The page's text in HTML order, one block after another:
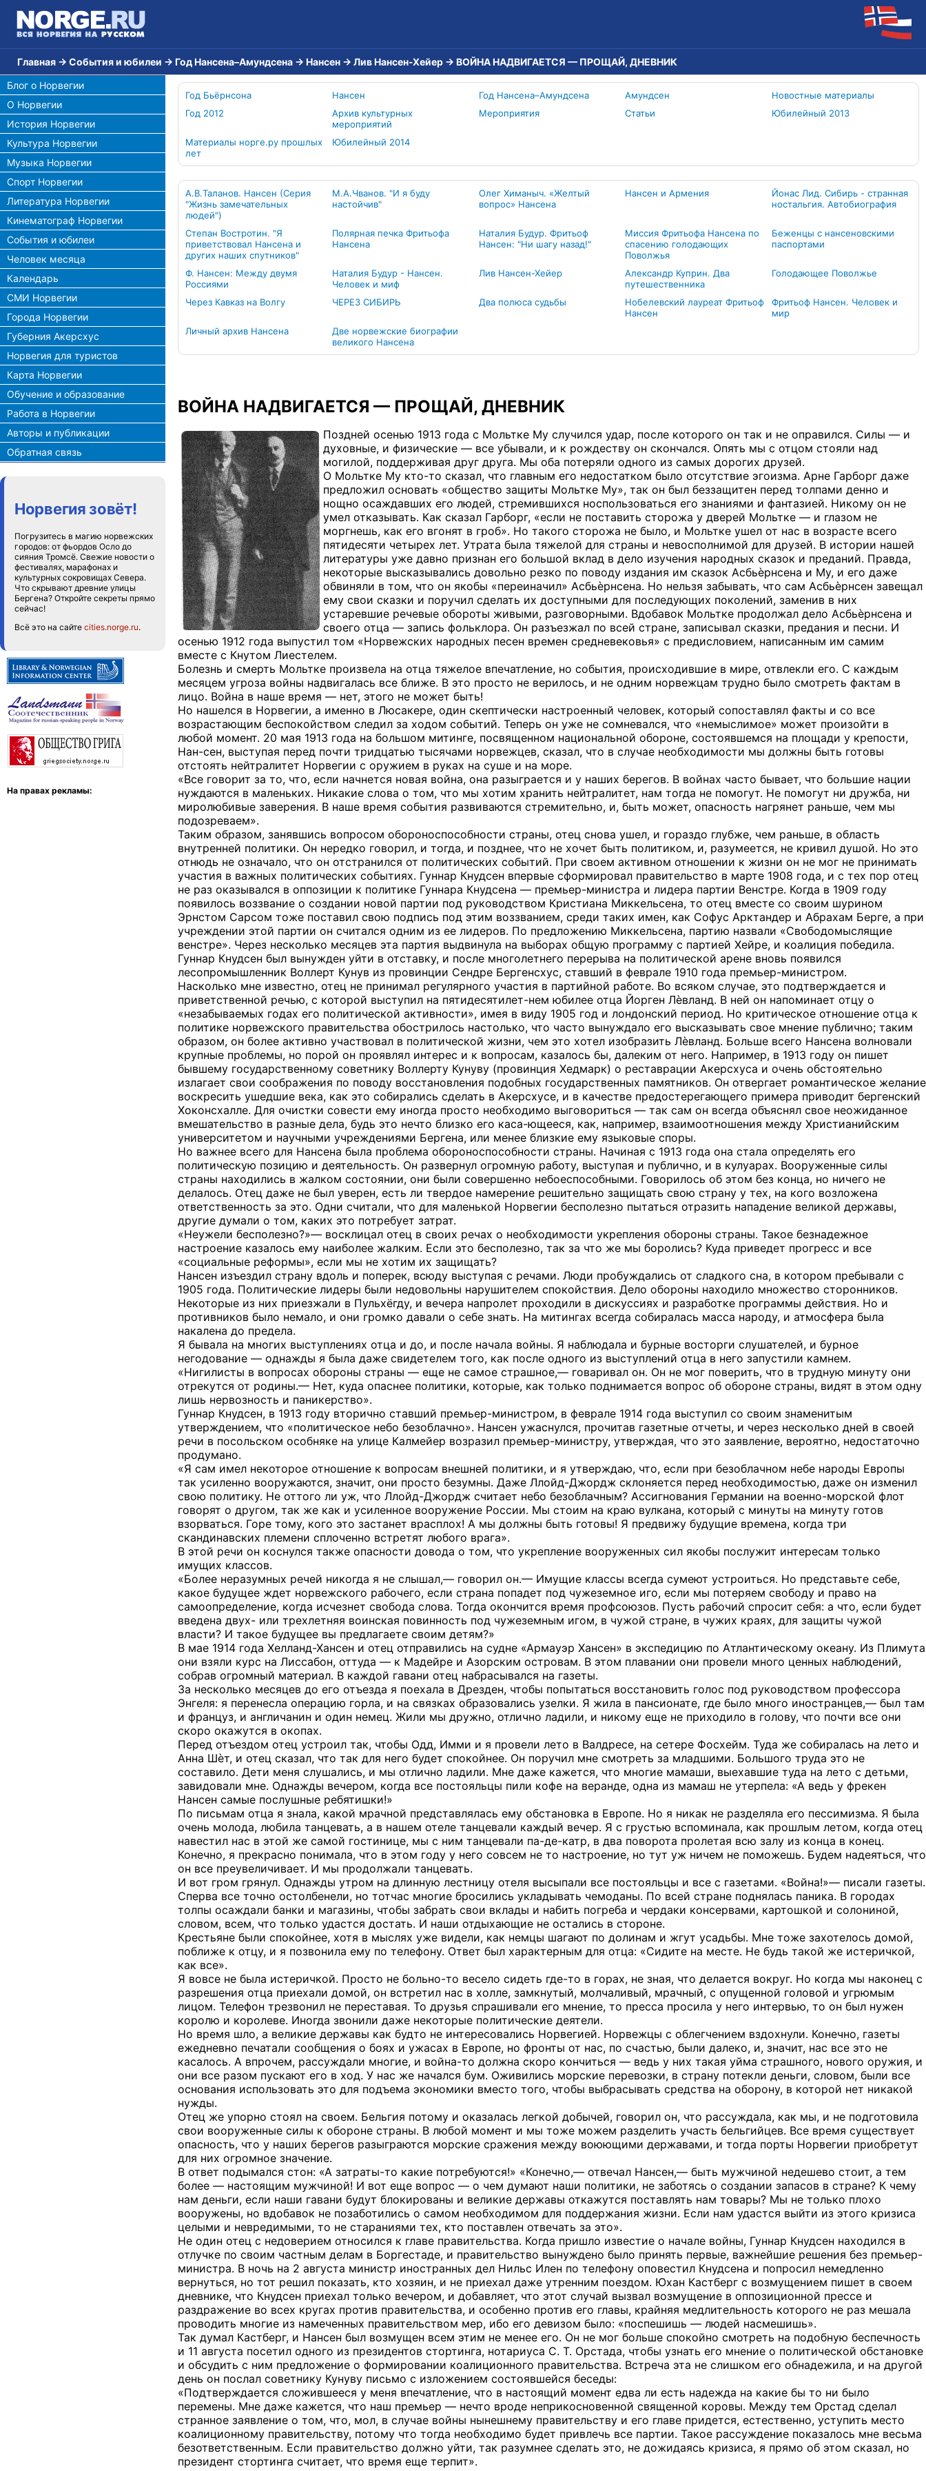
Главная → События и юбилеи → Год Нансена–Амундсена → Нансен → Лив Нансен-Хейер → ВОЙНА НАДВИГАЕТСЯ — ПРОЩАЙ, ДНЕВНИК
Блог о Норвегии
О Норвегии
История Норвегии
Культура Норвегии
Музыка Норвегии
Спорт Норвегии
Литература Норвегии
Кинематограф Норвегии
События и юбилеи
Человек месяца
Календарь
СМИ Норвегии
Города Норвегии
Губерния Акерсхус
Норвегия для туристов
Карта Норвегии
Обучение и образование
Работа в Норвегии
Авторы и публикации
Обратная связь
Норвегия зовёт!
Погрузитесь в магию норвежских
городов: от фьордов Осло до
сияния Тромсё. Свежие новости о
фестивалях, марафонах и
культурных сокровищах Севера.
Что скрывают древние улицы
Бергена? Откройте секреты прямо
сейчас!
Всё это на сайте cities.norge.ru.
На правах рекламы:
Год Бьёрнсона Нансен Год Нансена–Амундсена Амундсен
Новостные материалы
Год 2012
Архив культурных
мероприятий
Мероприятия Статьи Юбилейный 2013
Материалы норге.ру прошлых
лет
Юбилейный 2014
А.В.Таланов. Нансен (Серия
"Жизнь замечательных
людей")
М.А.Чванов. "И я буду
настойчив"
Олег Химаныч. «Желтый
вопрос» Нансена
Нансен и Армения
Йонас Лид. Сибирь - странная
ностальгия. Автобиография
Степан Востротин. "Я
приветствовал Нансена и
других наших спутников"
Полярная печка Фритьофа
Нансена
Наталия Будур. Фритьоф
Нансен: "Ни шагу назад!"
Миссия Фритьофа Нансена по
спасению голодающих
Поволжья
Беженцы с нансеновскими
паспортами
Ф. Нансен: Между двумя
Россиями
Наталия Будур - Нансен.
Человек и миф
Лив Нансен-Хейер
Александр Куприн. Два
путешественника
Голодающее Поволжье
Через Кавказ на Волгу ЧЕРЕЗ СИБИРЬ Два полюса судьбы
Нобелевский лауреат Фритьоф
Нансен
Фритьоф Нансен. Человек и
мир
Личный архив Нансена
Две норвежские биографии
великого Нансена
ВОЙНА НАДВИГАЕТСЯ — ПРОЩАЙ, ДНЕВНИК
Поздней осенью 1913 года с Мольтке My случился удар, после которого он так и не оправился. Силы — и
духовные, и физические — все убывали, и к рождеству он скончался. Опять мы с отцом стояли над
могилой, поддерживая друг друга. Мы оба потеряли одного из самых дорогих друзей.
О Мольтке My кто-то сказал, что главным его недостатком было отсутствие эгоизма. Арне Гарборг даже
предложил основать «общество защиты Мольтке My», так он был беззащитен перед толпами денно и
нощно осаждавших его людей, стремившихся носпользоваться его знаниями и фантазией. Никому он не
умел отказывать. Как сказал Гарборг, «если не поставить сторожа у дверей Мольтке — и глазом не
моргнешь, как его вгонят в гроб». Но такого сторожа не было, и Мольтке ушел от нас в возрасте всего
пятидесяти четырех лет. Утрата была тяжелой для страны и невосполнимой для друзей. В истории нашей
литературы уже давно признан его большой вклад в дело изучения народных сказок и преданий. Правда,
некоторые высказывались довольно резко по поводу издания им сказок Асбьѐрнсена и My, и его даже
обвиняли в том, что он якобы «переиначил» Асбьѐрнсена. Но нельзя забывать, что сам Асбьѐрнсен завещал
ему свои сказки и поручил сделать их доступными для последующих поколений, заменив в них
устаревшие речевые обороты живыми, разговорными. Вдобавок Мольтке продолжал дело Асбьѐрнсена и
своего отца — запись фольклора. Он разъезжал по всей стране, записывал сказки, предания и песни. И
осенью 1912 года выпустил том «Норвежских народных песен времен средневековья» с предисловием, написанным им самим
вместе с Кнутом Лиестелем.
Болезнь и смерть Мольтке произвела на отца тяжелое впечатление, но события, происходившие в мире, отвлекли его. С каждым
месяцем угроза войны надвигалась все ближе. В это просто не верилось, и не одним норвежцам трудно было смотреть фактам в
лицо. Война в наше время — нет, этого не может быть!
Но нашелся в Норвегии, а именно в Люсакере, один скептически настроенный человек, который сопоставлял факты и со все
возрастающим беспокойством следил за ходом событий. Теперь он уже не сомневался, что «немыслимое» может произойти в
любой момент. 20 мая 1913 года на большом митинге, посвященном национальной обороне, состоявшемся на площади у крепости,
Нан-сен, выступая перед почти тридцатью тысячами норвежцев, сказал, что в случае необходимости мы должны быть готовы
отстоять нейтралитет Норвегии с оружием в руках на суше и на море.
«Все говорит за то, что, если начнется новая война, она разыграется и у наших берегов. В войнах часто бывает, что большие нации
нуждаются в маленьких. Никакие слова о том, что мы хотим хранить нейтралитет, нам тогда не помогут. Не помогут ни дружба, ни
миролюбивые заверения. В наше время события развиваются стремительно, и, быть может, опасность нагрянет раньше, чем мы
подозреваем».
Таким образом, занявшись вопросом обороноспособности страны, отец снова ушел, и гораздо глубже, чем раньше, в область
внутренней политики. Он нередко говорил, и тогда, и позднее, что не хочет быть политиком, и, разумеется, не кривил душой. Но это
отнюдь не означало, что он отстранился от политических событий. При своем активном отношении к жизни он не мог не принимать
участия в важных политических событиях. Гуннар Кнудсен впервые сформировал правительство в марте 1908 года, и с тех пор отец
не раз оказывался в оппозиции к политике Гуннара Кнудсена — премьер-министра и лидера партии Венстре. Когда в 1909 году
появилось воззвание о создании новой партии под руководством Кристиана Миккельсена, то отец вместе со своим шурином
Эрнстом Сарсом тоже поставил свою подпись под этим воззванием, среди таких имен, как Софус Арктандер и Абрахам Берге, а при
учреждении этой партии он считался одним из ее лидеров. По предложению Миккельсена, партию назвали «Свободомыслящие
венстре». Через несколько месяцев эта партия выдвинула на выборах общую программу с партией Хейре, и коалиция победила.
Гуннар Кнудсен был вынужден уйти в отставку, и после многолетнего перерыва на политической арене вновь появился
лесопромышленник Воллерт Кунув из провинции Сендре Бергенсхус, ставший в феврале 1910 года премьер-министром.
Насколько мне известно, отец не принимал регулярного участия в партийной работе. Во всяком случае, это подтверждается и
приветственной речью, с которой выступил на пятидесятилет-нем юбилее отца Йорген Лѐвланд. В ней он напоминает отцу о
«незабываемых годах его политической активности», имея в виду 1905 год и лондонский период. Но критическое отношение отца к
политике норвежского правительства обострилось настолько, что часто вынуждало его высказывать свое мнение публично; таким
образом, он более активно участвовал в политической жизни, чем это хотел изобразить Лѐвланд. Больше всего Нансена волновали
крупные проблемы, но порой он проявлял интерес и к вопросам, казалось бы, далеким от него. Например, в 1913 году он пишет
бывшему государственному советнику Воллерту Кунуву (провинция Хедмарк) о реставрации Акерсхуса и очень обстоятельно
излагает свои соображения по поводу восстановления подобных государственных памятников. Он отвергает романтическое желание
воскресить ушедшие века, как это собирались сделать в Акерсхусе, и в качестве предостерегающего примера приводит бергенский
Хоконсхалле. Для очистки совести ему иногда просто необходимо выговориться — так сам он всегда объяснял свое неожиданное
вмешательство в разные дела, будь это нечто близко его каса-ющееся, как, например, взаимоотношения между Христианийским
университетом и научными учреждениями Бергена, или менее близкие ему языковые споры.
Но важнее всего для Нансена была проблема обороноспособности страны. Начиная с 1913 года она стала определять его
политическую позицию и деятельность. Он развернул огромную работу, выступая и публично, и в кулуарах. Вооруженные силы
страны находились в жалком состоянии, они были совершенно небоеспособными. Говорилось об этом без конца, но ничего не
делалось. Отец даже не был уверен, есть ли твердое намерение решительно защищать свою страну у тех, на кого возложена
ответственность за это. Одни считали, что для маленькой Норвегии бесполезно пытаться отразить нападение великой державы,
другие думали о том, каких это потребует затрат.
«Неужели бесполезно?»— восклицал отец в своих речах о необходимости укрепления обороны страны. Такое безнадежное
настроение казалось ему наиболее жалким. Если это бесполезно, так за что же мы боролись? Куда приведет прогресс и все
«социальные реформы», если мы не хотим их защищать?
Нансен изъездил страну вдоль и поперек, всюду выступая с речами. Люди пробуждались от сладкого сна, в котором пребывали с
1905 года. Политические лидеры были недовольны нарушителем спокойствия. Дело обороны находило множество сторонников.
Некоторые из них приезжали в Пульхёгду, и вечера напролет проходили в дискуссиях и разработке программы действия. Но и
противников было немало, и они громко давали о себе знать. На митингах всегда собиралась масса народу, и атмосфера была
накалена до предела.
Я бывала на многих выступлениях отца и до, и после начала войны. Я наблюдала и бурные восторги слушателей, и бурное
негодование — однажды я была даже свидетелем того, как после одного из выступлений отца в него запустили камнем.
«Нигилисты в вопросах обороны страны — еще не самое страшное,— говаривал он. Он не мог поверить, что в трудную минуту они
отрекутся от родины.— Нет, куда опаснее политики, которые, как только поднимается вопрос об обороне страны, видят в этом одну
лишь нервозность и паникерство».
Гуннар Кнудсен, в 1913 году вторично ставший премьер-министром, в феврале 1914 года выступил со своим знаменитым
утверждением, что «политическое небо безоблачно». Нансен ужаснулся, прочитав газетные отчеты, и через несколько дней в своей
речи в посольском особняке на улице Калмейер возразил премьер-министру, утверждая, что это заявление, вероятно, недостаточно
продумано.
«Я сам имел некоторое отношение к вопросам внешней политики, и я утверждаю, что, если при безоблачном небе народы Европы
так усиленно вооружаются, значит, они просто безумны. Даже Ллойд-Джордж склоняется перед необходимостью, даже он изменил
свою политику. Не оттого ли уж, что Ллойд-Джордж считает небо безоблачным? Ассигнования Германии на военно-морской флот
говорят о другом, так же как и усиленное вооружение России. Мы стоим на краю вулкана, который с минуты на минуту готов
взорваться. Горе тому, кого это застанет врасплох! А мы должны быть готовы! Я предвижу будущие времена, когда три
скандинавских племени сплоченно встретят любого врага».
В этой речи он коснулся также опасности довода о том, что укрепление вооруженных сил якобы послужит интересам только
имущих классов.
«Более неразумных речей никогда я не слышал,— говорил он.— Имущие классы всегда сумеют устроиться. Но представьте себе,
какое будущее ждет норвежского рабочего, если страна попадет под чужеземное иго, если мы потеряем свободу и право на
самоопределение, когда исчезнет свобода слова. Тогда окончится время профсоюзов. Пусть рабочий спросит себя: а что, если будет
введена двух- или трехлетняя воинская повинность под чужеземным игом, в чужой стране, в чужих краях, для защиты чужой
власти? И такое будущее вы предлагаете своим детям?»
В мае 1914 года Хелланд-Хансен и отец отправились на судне «Армауэр Хансен» в экспедицию по Атлантическому океану. Из Плимута
они взяли курс на Лиссабон, оттуда — к Мадейре и Азорским островам. В этом плавании они провели много ценных наблюдений,
собрав огромный материал. В каждой гавани отец набрасывался на газеты.
За несколько месяцев до его отъезда я поехала в Дрезден, чтобы попытаться восстановить голос под руководством профессора
Энгеля: я перенесла операцию горла, и на связках образовались узелки. Я жила в пансионате, где было много иностранцев,— был там
и француз, и англичанин и один немец. Жили мы дружно, отлично ладили, и никому еще не приходило в голову, что почти все они
скоро окажутся в окопах.
Перед отъездом отец устроил так, чтобы Одд, Имми и я провели лето в Валдресе, на сетере Фосхейм. Туда же собиралась на лето и
Анна Шѐт, и отец сказал, что так для него будет спокойнее. Он поручил мне смотреть за младшими. Большого труда это не
составило. Дети меня слушались, и мы отлично ладили. Мне даже кажется, что многие мамаши, выехавшие туда на лето с детьми,
завидовали мне. Однажды вечером, когда все постояльцы пили кофе на веранде, одна из мамаш не утерпела: «А ведь у фрекен
Нансен самые послушные ребятишки!»
По письмам отца я знала, какой мрачной представлялась ему обстановка в Европе. Но я никак не разделяла его пессимизма. Я была
очень молода, любила танцевать, а в нашем отеле танцевали каждый вечер. Я с грустью вспоминала, как прошлым летом, когда отец
навестил нас в этой же самой гостинице, мы с ним танцевали па-де-катр, в два поворота пролетая всю залу из конца в конец.
Конечно, я прекрасно понимала, что в этом году у него совсем не то настроение, но тут уж ничем не поможешь. Будем надеяться, что
он все преувеличивает. И мы продолжали танцевать.
И вот гром грянул. Однажды утром на длинную лестницу отеля высыпали все постояльцы и все с газетами. «Война!»— писали газеты.
Сперва все точно остолбенели, но тотчас многие бросились укладывать чемоданы. По всей стране поднялась паника. В городах
толпы осаждали банки и магазины, чтобы забрать свои вклады и набить погреба и чердаки консервами, картошкой и солониной,
словом, всем, что только удастся достать. И наши отдыхающие не остались в стороне.
Крестьяне были спокойнее, хотя в мыслях уже видели, как немцы шагают по долинам и жгут усадьбы. Мне тоже захотелось домой,
поближе к отцу, и я позвонила ему по телефону. Ответ был характерным для отца: «Сидите на месте. Не будь такой же истеричкой,
как все».
Я вовсе не была истеричкой. Просто не больно-то весело сидеть где-то в горах, не зная, что делается вокруг. Но когда мы наконец с
разрешения отца приехали домой, он встретил нас в холле, замкнутый, молчаливый, мрачный, с опущенной головой и угрюмым
лицом. Телефон трезвонил не переставая. То друзья спрашивали его мнение, то пресса просила у него интервью, то он был нужен
королю и королеве. Иногда звонили даже некоторые политические деятели.
Но время шло, а великие державы как будто не интересовались Норвегией. Норвежцы с облегчением вздохнули. Конечно, газеты
ежедневно печатали сообщения о боях и ужасах в Европе, но фронты от нас, по счастью, были далеко, и, значит, нас все это не
касалось. А впрочем, рассуждали многие, и война-то должна скоро кончиться — ведь у них такая уйма страшного, нового оружия, и
они все разом пускают его в ход. У нас же начался бум. Оживились морские перевозки, в страну потекли деньги, словом, были все
основания использовать это для подъема экономики вместо того, чтобы выбрасывать средства на оборону, в которой нет никакой
нужды.
Отец же упорно стоял на своем. Бельгия потому и оказалась легкой добычей, говорил он, что рассуждала, как мы, и не подготовила
свои вооруженные силы к обороне страны. В любой момент и мы тоже можем разделить участь бельгийцев. Все время существует
опасность, что у наших берегов разыграются морские сражения между воюющими державами, и тогда порты Норвегии приобретут
для них огромное значение.
В ответ подымался стон: «А затраты-то какие потребуются!» «Конечно,— отвечал Нансен,— быть мужчиной недешево стоит, а тем
более — настоящим мужчиной! И вот еще вопрос — о чем думают наши политики, не заботясь о создании запасов в стране? К чему
нам деньги, если наши гавани будут блокированы и великие державы откажутся поставлять нам товары? Мы не только плохо
вооружены, но вдобавок не позаботились о самом необходимом для поддержания жизни. Если нам удастся выйти из этого кризиса
целыми и невредимыми, то не стараниями тех, кто поставлен отвечать за это».
Не один отец с недоверием относился к главе правительства. Когда пришло известие о начале войны, Гуннар Кнудсен находился в
отлучке по своим частным делам в Боргестаде, и правительство вынуждено было принять первые, важнейшие решения без премьер-
министра. В ночь на 2 августа министр иностранных дел Нильс Илен по телефону оповестил Кнудсена и попросил немедленно
вернуться, но тот решил показать, кто хозяин, и не приехал даже утренним поездом. Юхан Кастберг с возмущением пишет в своем
дневнике, что Кнудсен приехал только вечером, и добавляет, что этот случай вызвал возмущение в оппозиционной прессе и
раздражение во всех кругах против правительства, и особенно против его главы, крайняя медлительность которого не раз мешала
проводить многие из намеченных правительством мер, ибо его девизом было: «поспешишь — людей насмешишь».
Так думал Кастберг, и Нансен был возмущен всем этим не менее его. Он не мог больше спокойно смотреть на подобную беспечность
и 11 августа посетил одного из президентов стортинга, нотариуса С. Т. Орстада, чтобы узнать его мнение о политической обстановке
и обсудить с ним предложение о формировании коалиционного правительства. Встреча эта не слишком его обнадежила, и на другой
день он послал советнику Кунуву письмо с изложением состоявшейся беседы:
«Подтверждается сложившееся у меня впечатление, что в настоящий момент едва ли есть надежда на какие бы то ни было
перемены. Мне даже кажется, что наш премьер — нечто вроде неприкосновенной священной коровы. Между тем Орстад сделал
странное заявление о том, что, мол, в случае войны нынешнему правительству и его главе придется, естественно, уступить место
коалиционному правительству, потому что тогда необходимо будет привлечь все партии. Такое рассуждение показалось мне весьма
безответственным. Если правительство должно уйти, так разумнее сделать это, не дожидаясь кризиса, я прямо об этом сказал, но
президент стортинга считает, что время еще терпит».